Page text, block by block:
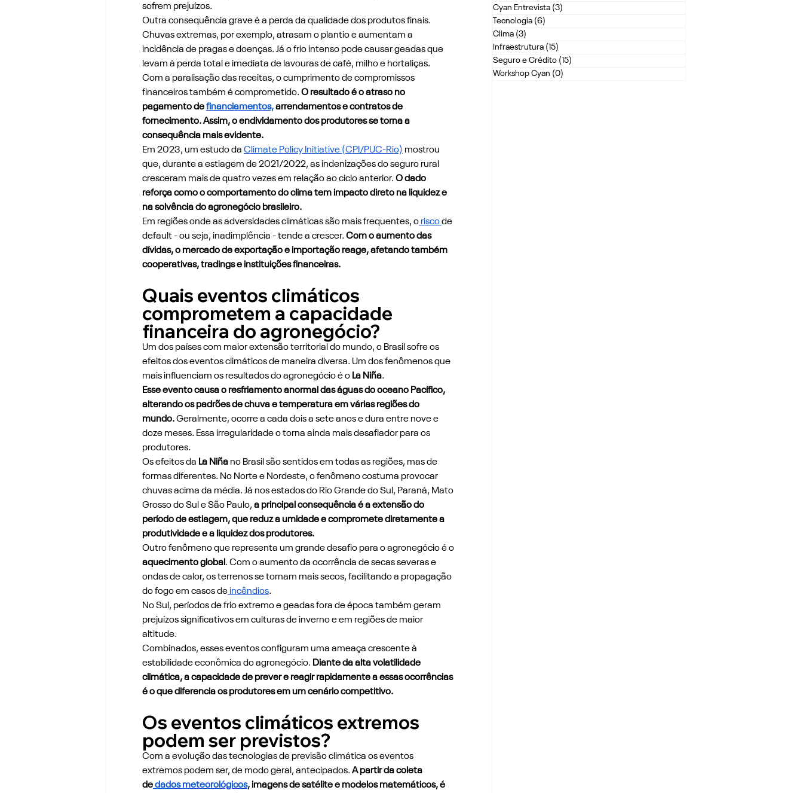
sofrem prejuízos.
Outra consequência grave é a perda da qualidade dos produtos finais.
Chuvas extremas, por exemplo, atrasam o plantio e aumentam a
incidência de pragas e doenças. Já o frio intenso pode causar geadas que
levam à perda total e imediata de lavouras de café, milho e hortaliças.
Com a paralisação das receitas, o cumprimento de compromissos
financeiros também é comprometido. O resultado é o atraso no
pagamento de financiamentos, arrendamentos e contratos de
fornecimento. Assim, o endividamento dos produtores se torna a
consequência mais evidente.
Em 2023, um estudo da Climate Policy Initiative (CPI/PUC-Rio) mostrou
que, durante a estiagem de 2021/2022, as indenizações do seguro rural
cresceram mais de quatro vezes em relação ao ciclo anterior. O dado
reforça como o comportamento do clima tem impacto direto na liquidez e
na solvência do agronegócio brasileiro.
Em regiões onde as adversidades climáticas são mais frequentes, o risco de
default - ou seja, inadimplência - tende a crescer. Com o aumento das
dívidas, o mercado de exportação e importação reage, afetando também
cooperativas, tradings e instituições financeiras.
Quais eventos climáticos
comprometem a capacidade
financeira do agronegócio?
Um dos países com maior extensão territorial do mundo, o Brasil sofre os
efeitos dos eventos climáticos de maneira diversa. Um dos fenômenos que
mais influenciam os resultados do agronegócio é o La Niña.
Esse evento causa o resfriamento anormal das águas do oceano Pacífico,
alterando os padrões de chuva e temperatura em várias regiões do
mundo. Geralmente, ocorre a cada dois a sete anos e dura entre nove e
doze meses. Essa irregularidade o torna ainda mais desafiador para os
produtores.
Os efeitos da La Niña no Brasil são sentidos em todas as regiões, mas de
formas diferentes. No Norte e Nordeste, o fenômeno costuma provocar
chuvas acima da média. Já nos estados do Rio Grande do Sul, Paraná, Mato
Grosso do Sul e São Paulo, a principal consequência é a extensão do
período de estiagem, que reduz a umidade e compromete diretamente a
produtividade e a liquidez dos produtores.
Outro fenômeno que representa um grande desafio para o agronegócio é o
aquecimento global . Com o aumento da ocorrência de secas severas e
ondas de calor, os terrenos se tornam mais secos, facilitando a propagação
do fogo em casos de incêndios.
No Sul, períodos de frio extremo e geadas fora de época também geram
prejuízos significativos em culturas de inverno e em regiões de maior
altitude.
Combinados, esses eventos configuram uma ameaça crescente à
estabilidade econômica do agronegócio. Diante da alta volatilidade
climática, a capacidade de prever e reagir rapidamente a essas ocorrências
é o que diferencia os produtores em um cenário competitivo.
Os eventos climáticos extremos
podem ser previstos?
Com a evolução das tecnologias de previsão climática os eventos
extremos podem ser, de modo geral, antecipados. A partir da coleta
de dados meteorológicos, imagens de satélite e modelos matemáticos, é
Cyan Entrevista (3)
Tecnologia (6)
Clima (3)
Infraestrutura (15)
Seguro e Crédito (15)
Workshop Cyan (0)